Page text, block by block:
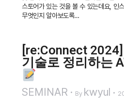
스토어가 있는 것을 볼 수 있는데요, 인
무엇인지 알아보도록…
[re:Connect
기술로 정리하는
SEMINAR By kwyul